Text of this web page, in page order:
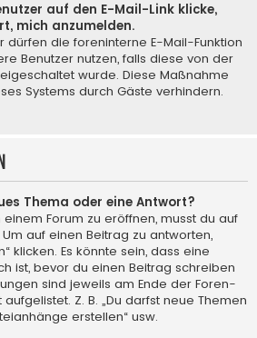
auf den E-Mail-Link klicke,
mich anzumelden.
dürfen die foreninterne E-Mail-Funktion
Benutzer nutzen, falls diese von der
wurde. Diese Maßnahme
Systems durch Gäste verhindern.
Thema oder eine Antwort?
Forum zu eröffnen, musst du auf
Um auf einen Beitrag zu antworten,
klicken. Es könnte sein, dass eine
ist, bevor du einen Beitrag schreiben
sind jeweils am Ende der Foren-
Z. B. „Du darfst neue Themen
erstellen“ usw.